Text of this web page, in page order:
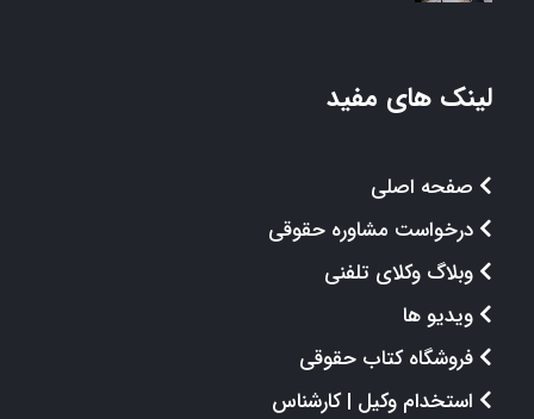
لینک های مفید
صفحه اصلی
درخواست مشاوره حقوقی
وبلاگ وکلای تلفنی
ویدیو ها
فروشگاه کتاب حقوقی
استخدام وکیل | کارشناس